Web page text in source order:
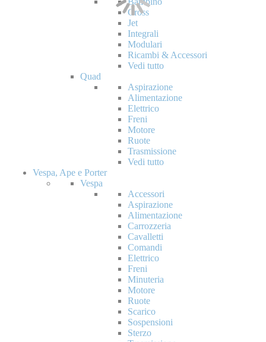
Cross
Jet
Integrali
Modulari
Ricambi & Accessori
Vedi tutto
Quad
Aspirazione
Alimentazione
Elettrico
Freni
Motore
Ruote
Trasmissione
Vedi tutto
Vespa, Ape e Porter
Vespa
Accessori
Aspirazione
Alimentazione
Carrozzeria
Cavalletti
Comandi
Elettrico
Freni
Minuteria
Motore
Ruote
Scarico
Sospensioni
Sterzo